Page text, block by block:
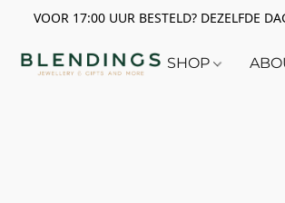
VOOR 17:00 UUR BESTELD? DEZELFDE
SHOP